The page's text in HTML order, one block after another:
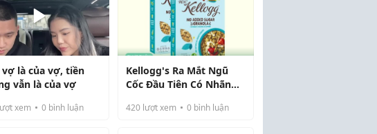
là của vợ, tiền
vẫn là của vợ
xem 0 bình luận
Kellogg's Ra Mắt Ngũ
Cốc Đầu Tiên Có Nhãn
420lượt xem 0bình luận